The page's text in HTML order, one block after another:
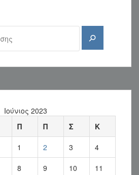
Αναζήτηση
Ιούνιος 2023
Π Π Σ Κ
1 2 3 4
8 9 10 11